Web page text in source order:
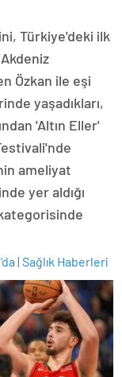
Türkiye'deki ilk
Özkan ile eşi
yaşadıkları,
'Altın Eller'
ameliyat
yer aldığı